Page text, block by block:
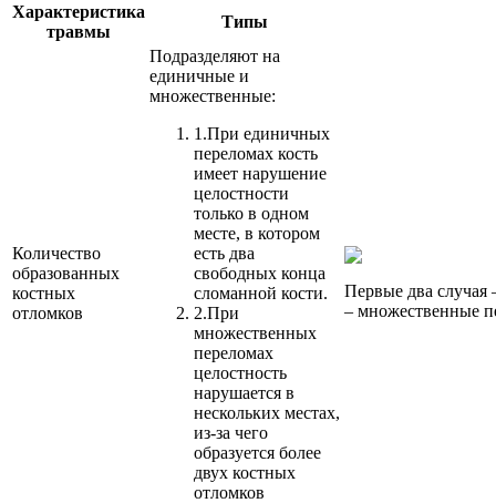
Характеристика
травмы
Типы
Количество
образованных
костных
отломков
Подразделяют на
единичные и
множественные:
1.При единичных
переломах кость
имеет нарушение
целостности
только в одном
месте, в котором
есть два
свободных конца
сломанной кости.
2.При
множественных
переломах
целостность
нарушается в
нескольких местах,
из-за чего
образуется более
двух костных
отломков
Первые два
– множественные